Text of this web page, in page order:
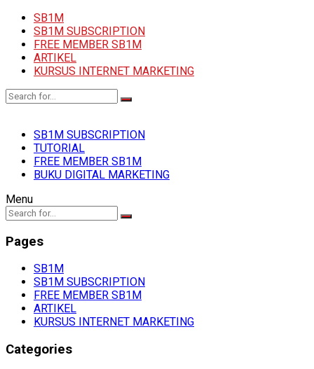
SB1M
SB1M SUBSCRIPTION
FREE MEMBER SB1M
ARTIKEL
KURSUS INTERNET MARKETING
SB1M SUBSCRIPTION
TUTORIAL
FREE MEMBER SB1M
BUKU DIGITAL MARKETING
Menu
Pages
SB1M
SB1M SUBSCRIPTION
FREE MEMBER SB1M
ARTIKEL
KURSUS INTERNET MARKETING
Categories